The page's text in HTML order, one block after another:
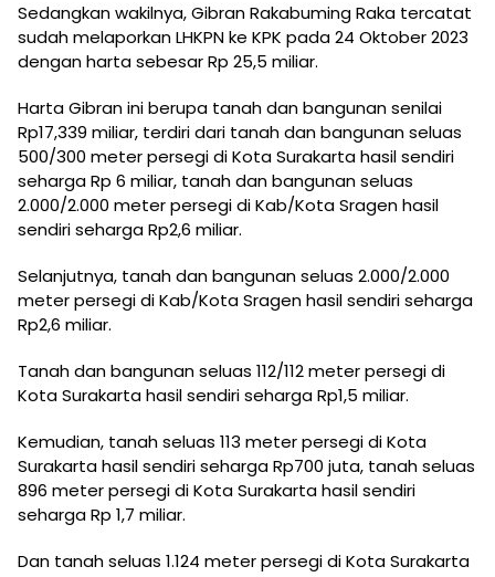
Sedangkan wakilnya, Gibran Rakabuming Raka tercatat
sudah melaporkan LHKPN ke KPK pada 24 Oktober 2023
dengan harta sebesar Rp 25,5 miliar.
Harta Gibran ini berupa tanah dan bangunan senilai
Rp17,339 miliar, terdiri dari tanah dan bangunan seluas
500/300 meter persegi di Kota Surakarta hasil sendiri
seharga Rp 6 miliar, tanah dan bangunan seluas
2.000/2.000 meter persegi di Kab/Kota Sragen hasil
sendiri seharga Rp2,6 miliar.
Selanjutnya, tanah dan bangunan seluas 2.000/2.000
meter persegi di Kab/Kota Sragen hasil sendiri seharga
Rp2,6 miliar.
Tanah dan bangunan seluas 112/112 meter persegi di
Kota Surakarta hasil sendiri seharga Rp1,5 miliar.
Kemudian, tanah seluas 113 meter persegi di Kota
Surakarta hasil sendiri seharga Rp700 juta, tanah seluas
896 meter persegi di Kota Surakarta hasil sendiri
seharga Rp 1,7 miliar.
Dan tanah seluas 1.124 meter persegi di Kota Surakarta